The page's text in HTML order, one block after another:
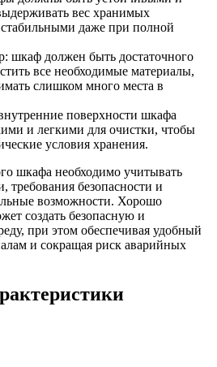
вес хранимых
даже при полной
шкаф должен быть достаточного
все необходимые материалы,
слишком много места в
поверхности шкафа
и легкими для очистки, чтобы
условия хранения.
шкафа необходимо учитывать
требования безопасности и
возможности. Хорошо
создать безопасную и
при этом обеспечивая удобный
и сокращая риск аварийных